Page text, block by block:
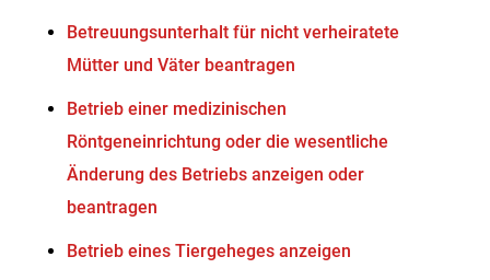
Betreuungsunterhalt für nicht verheiratete
Mütter und Väter beantragen
Betrieb einer medizinischen
Röntgeneinrichtung oder die wesentliche
Änderung des Betriebs anzeigen oder
beantragen
Betrieb eines Tiergeheges anzeigen